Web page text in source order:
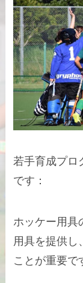
若手育成プロ
です：
ホッケー用具
用具を提供し
ことが重要で